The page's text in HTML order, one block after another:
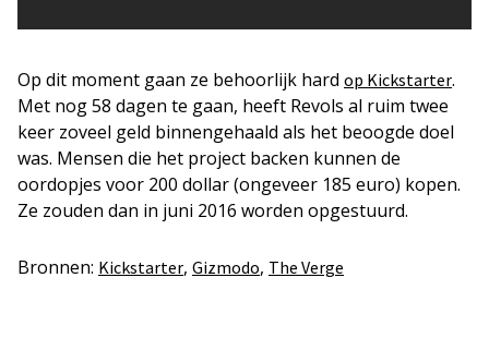
Op dit moment gaan ze behoorlijk hard op Kickstarter.
Met nog 58 dagen te gaan, heeft Revols al ruim twee
keer zoveel geld binnengehaald als het beoogde doel
was. Mensen die het project backen kunnen de
oordopjes voor 200 dollar (ongeveer 185 euro) kopen.
Ze zouden dan in juni 2016 worden opgestuurd.
Bronnen: Kickstarter, Gizmodo, The Verge